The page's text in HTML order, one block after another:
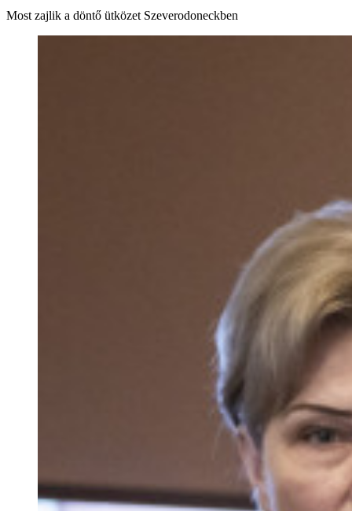
Most zajlik a döntő ütközet Szeverodoneckben